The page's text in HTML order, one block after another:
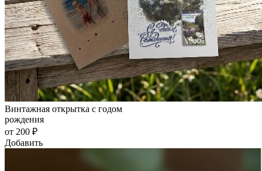
Винтажная открытка с годом
рождения
от 200 ₽
Добавить